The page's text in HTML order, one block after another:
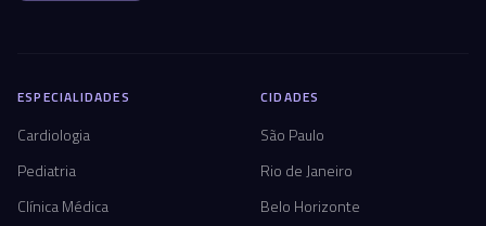
ESPECIALIDADES
Cardiologia
Pediatria
Clínica Médica
CIDADES
São Paulo
Rio de Janeiro
Belo Horizonte